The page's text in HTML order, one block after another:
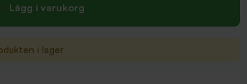
Lägg i varukorg
i lager